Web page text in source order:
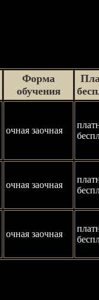
Форма
обучения
очная заочная
очная заочная
очная заочная